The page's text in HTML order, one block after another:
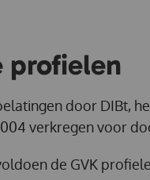
profielen
door DIBt,
verkregen voor
de GVK